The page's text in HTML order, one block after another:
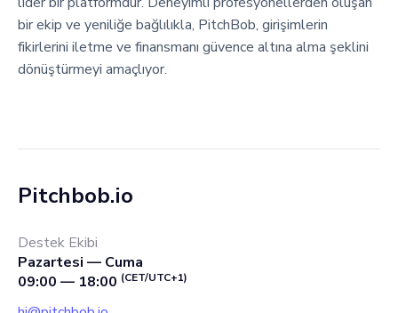
bir ekip ve yeniliğe bağlılıkla, PitchBob, girişimlerin
fikirlerini iletme ve finansmanı güvence altına alma şeklini
dönüştürmeyi amaçlıyor.
Pitchbob.io
Destek Ekibi
Pazartesi — Cuma
09:00 — 18:00 (CET/UTC+1)